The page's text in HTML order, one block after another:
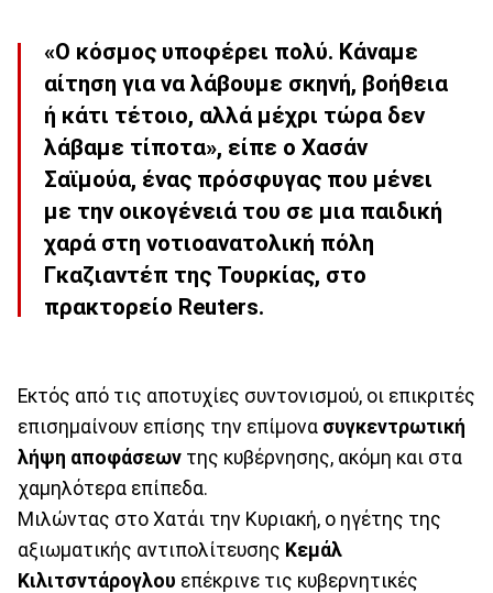
«Ο κόσμος υποφέρει πολύ. Κάναμε
αίτηση για να λάβουμε σκηνή, βοήθεια
ή κάτι τέτοιο, αλλά μέχρι τώρα δεν
λάβαμε τίποτα», είπε ο Χασάν
Σαϊμούα, ένας πρόσφυγας που μένει
με την οικογένειά του σε μια παιδική
χαρά στη νοτιοανατολική πόλη
Γκαζιαντέπ της Τουρκίας, στο
πρακτορείο Reuters.
Εκτός από τις αποτυχίες συντονισμού, οι επικριτές
επισημαίνουν επίσης την επίμονα συγκεντρωτική
λήψη αποφάσεων της κυβέρνησης, ακόμη και στα
χαμηλότερα επίπεδα.
Μιλώντας στο Χατάι την Κυριακή, ο ηγέτης της
αξιωματικής αντιπολίτευσης Κεμάλ
Κιλιτσντάρογλου επέκρινε τις κυβερνητικές